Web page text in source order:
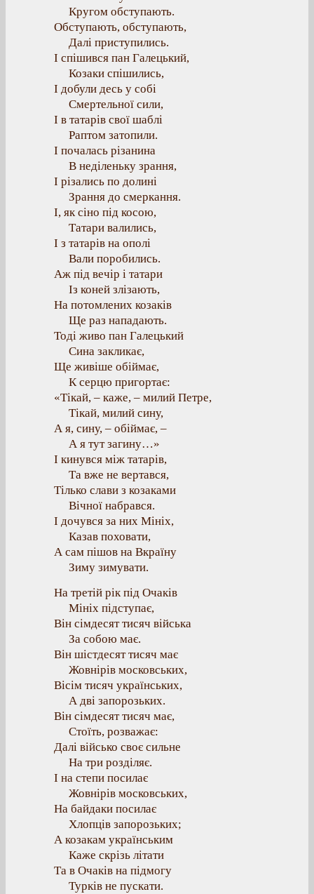
Кругом обступають.
Обступають, обступають,
Далі приступились.
І спішився пан Галецький,
Козаки спішились,
І добули десь у собі
Смертельної сили,
І в татарів свої шаблі
Раптом затопили.
І почалась різанина
В неділеньку зрання,
І різались по долині
Зрання до смеркання.
І, як сіно під косою,
Татари валились,
І з татарів на ополі
Вали поробились.
Аж під вечір і татари
Із коней злізають,
На потомлених козаків
Ще раз нападають.
Тоді живо пан Галецький
Сина закликає,
Ще живіше обіймає,
К серцю пригортає:
«Тікай, – каже, – милий Петре,
Тікай, милий сину,
А я, сину, – обіймає, –
А я тут загину…»
І кинувся між татарів,
Та вже не вертався,
Тілько слави з козаками
Вічної набрався.
І дочувся за них Мініх,
Казав поховати,
А сам пішов на Вкраїну
Зиму зимувати.
На третій рік під Очаків
Мініх підступає,
Він сімдесят тисяч війська
За собою має.
Він шістдесят тисяч має
Жовнірів московських,
Вісім тисяч українських,
А дві запорозьких.
Він сімдесят тисяч має,
Стоїть, розважає:
Далі військо своє сильне
На три розділяє.
І на степи посилає
Жовнірів московських,
На байдаки посилає
Хлопців запорозьких;
А козакам українським
Каже скрізь літати
Та в Очаків на підмогу
Турків не пускати.